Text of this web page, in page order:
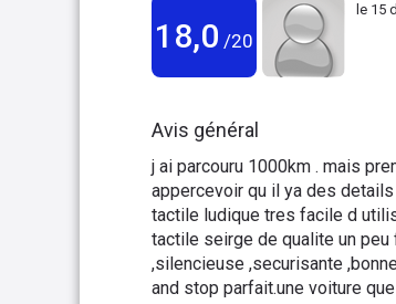
18,0 /20
le 15
Avis général
j ai parcouru 1000km . mais
appercevoir qu il ya des
tactile ludique tres facile d
tactile seirge de qualite un
,silencieuse ,securisante
and stop parfait.une voiture